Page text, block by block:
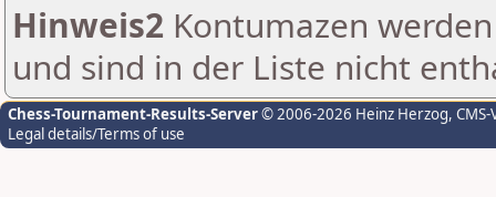
Hinweis2 Kontumazen
und sind in der Liste nicht
Chess-Tournament-Results-Server© 2006-2026 Heinz Herzog,
Legal details/Terms of use